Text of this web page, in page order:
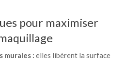
pour maximiser
murales : elles libèrent la surface